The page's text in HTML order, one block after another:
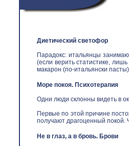
Диетический светофор
Парадокс: итальянцы
(если верить статистике,
макарон (по-итальянски
Море покоя. Психотерапия
Одни люди склонны видеть в
Первые по этой причине
получают драгоценный покой.
Не в глаз, а в бровь. Брови